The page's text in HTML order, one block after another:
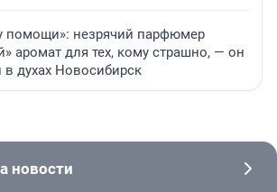
помощи»: незрячий парфюмер
аромат для тех, кому страшно, — он
в духах Новосибирск
новости